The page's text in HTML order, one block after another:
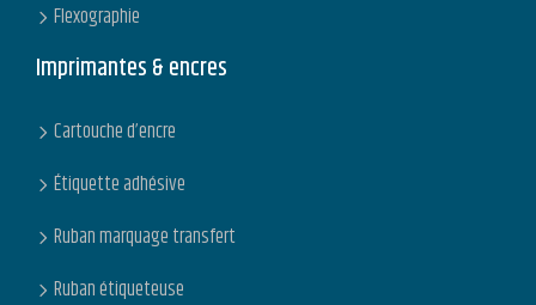
Flexographie
Imprimantes & encres
Cartouche d’encre
Étiquette adhésive
Ruban marquage transfert
Ruban étiqueteuse